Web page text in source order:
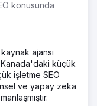
konusunda
ajansı
küçük
işletme SEO
ve yapay zeka